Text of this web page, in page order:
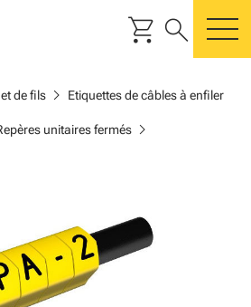
shopping_cart search
de filschevron_right Etiquettes de câbles à enfiler
unitaires ferméschevron_right